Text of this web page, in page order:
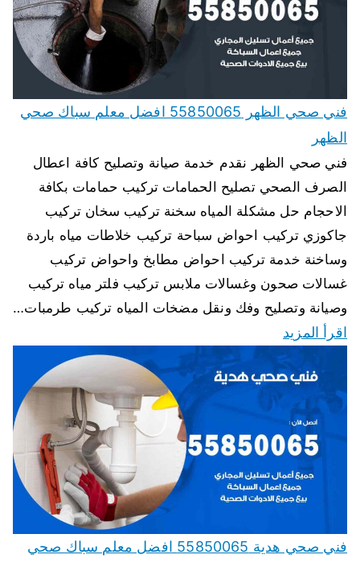
فني صحي الظهر 55850065 افضل معلم سباك صحي
الظهر
فني صحي الظهر نقدم خدمة صيانة وتصليح كافة اعطال
الصرف الصحي تصليح الحمامات تركيب حمامات بكافة
الاحجام حل مشكلة المياه سخنة تركيب سخان تركيب
جاكوزي تركيب احواض سباحة تركيب خلاطات مياه باردة
وساخنة خدمة تركيب احواض مطابخ واحواض تركيب
غسالات صحون وغسالات ملابس تركيب فلتر مياه تركيب
وصيانة وتصليح وفك ونقل مضخات المياه تركيب طرمبات…
اقرأ المزيد
فني صحي هدية 55850065 افضل معلم سباك صحي